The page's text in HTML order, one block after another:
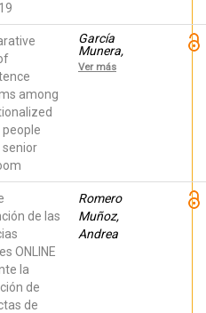
among
people
senior
García
Munera,
Isabel;
MENDEZ,
Ver más
de las
ONLINE
la
de
de
Romero
Muñoz,
Andrea